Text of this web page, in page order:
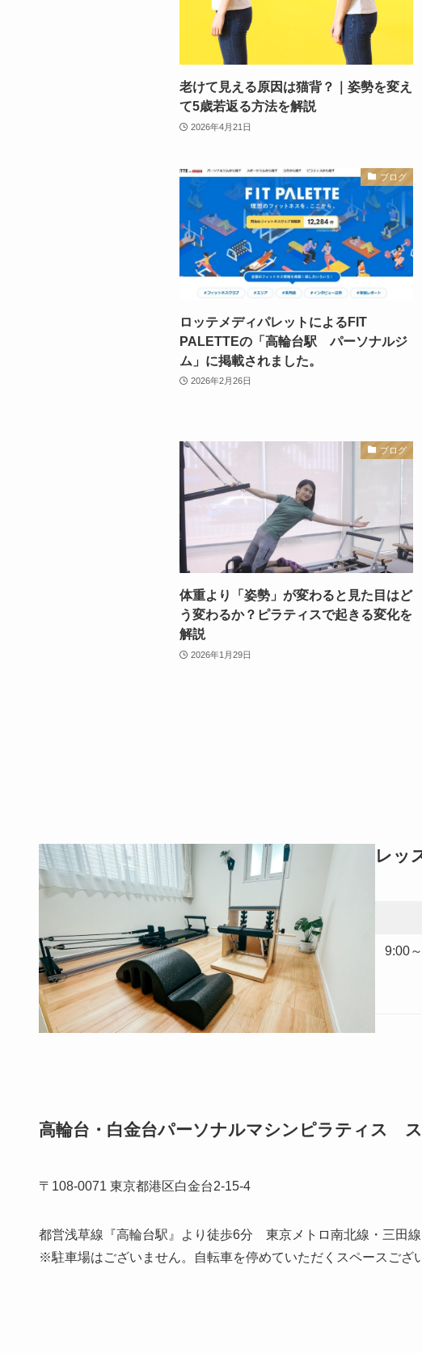
老けて見える原因は猫背？｜姿勢を変え
て5歳若返る方法を解説
2026年4月21日
ブログ
ロッテメディパレットによるFIT
PALETTEの「高輪台駅 パーソナルジ
ム」に掲載されました。
2026年2月26日
ブログ
体重より「姿勢」が変わると見た目はど
う変わるか？ピラティスで起きる変化を
解説
2026年1月29日
レッ
9:00
高輪台・白金台パーソナルマシンピラティス ス
〒108-0071 東京都港区白金台2-15-4
都営浅草線『高輪台駅』より徒歩6分 東京メトロ南北線・三田
※駐車場はございません。自転車を停めていただくスペースござ